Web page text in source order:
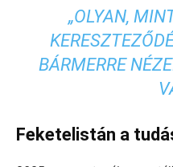
„OLYAN,
BÁRMERRE
Feketelistán a